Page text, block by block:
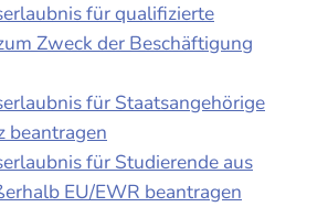
für qualifizierte
Zweck der Beschäftigung
für Staatsangehörige
beantragen
für Studierende aus
EU/EWR beantragen